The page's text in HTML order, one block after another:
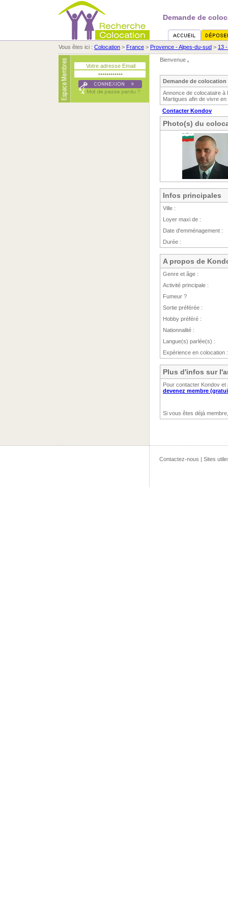
Demande de
Vous êtes ici : Colocation > France > Provence - Alpes-du-sud > 13
Bienvenue ,
Demande de colocation
Annonce de colocataire à
Martigues afin de vivre en
Contacter Kondov
Photo(s) du
Infos principales
Ville :
Loyer maxi de :
Date d'emménagement :
Durée :
A propos de
Genre et âge :
Activité principale :
Fumeur ?
Sortie préférée :
Hobby préféré :
Nationnalité :
Langue(s) parlée(s) :
Expérience en colocation :
Plus d'infos sur
Pour contacter Kondov
devenez membre
Si vous êtes déjà
Contactez-nous | Sites